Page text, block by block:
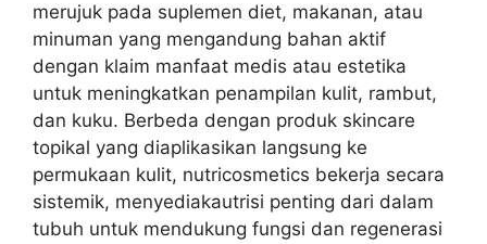
merujuk pada suplemen diet, makanan, atau
minuman yang mengandung bahan aktif
dengan klaim manfaat medis atau estetika
untuk meningkatkan penampilan kulit, rambut,
dan kuku. Berbeda dengan produk skincare
topikal yang diaplikasikan langsung ke
permukaan kulit, nutricosmetics bekerja secara
sistemik, menyediakautrisi penting dari dalam
tubuh untuk mendukung fungsi dan regenerasi